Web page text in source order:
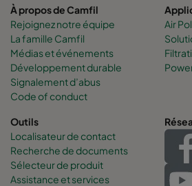
À propos de Camfil
Rejoignez notre équipe
La famille Camfil
Médias et événements
Développement durable
Signalement d’abus
Code of conduct
Air
Outils
Localisateur de contact
Recherche de documents
Sélecteur de produit
Assistance et services